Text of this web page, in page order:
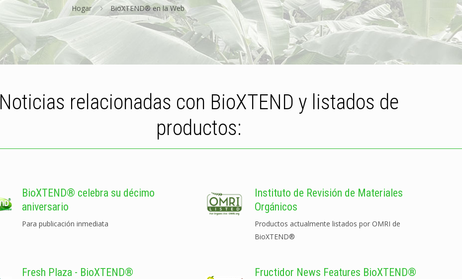
Hogar BioXTEND® en la Web
Noticias relacionadas con BioXTEND y listados de
productos:
BioXTEND® celebra su décimo
aniversario
Para publicación inmediata
Instituto de Revisión de Materiales
Orgánicos
Productos actualmente listados por OMRI de
BioXTEND®
Fresh Plaza - BioXTEND® Fructidor News Features BioXTEND®